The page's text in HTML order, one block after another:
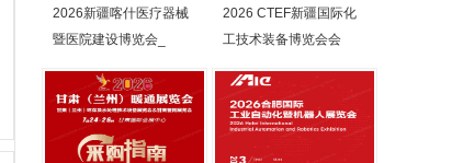
2026新疆喀什医疗器械
暨医院建设博览会_
2026 CTEF新疆国际化
工技术装备博览会会